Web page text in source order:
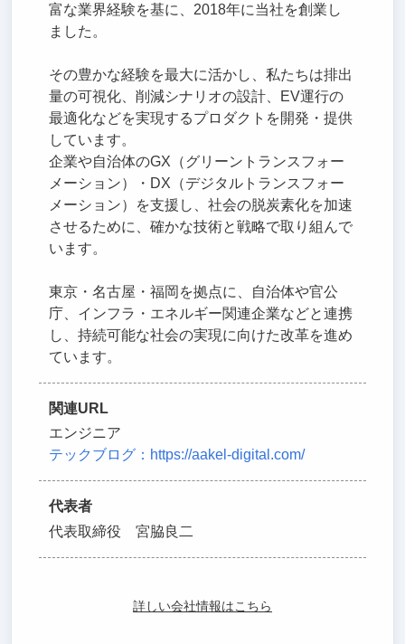
富な業界経験を基に、2018年に当社を創業し
ました。
その豊かな経験を最大に活かし、私たちは排出
量の可視化、削減シナリオの設計、EV運行の
最適化などを実現するプロダクトを開発・提供
しています。
企業や自治体のGX（グリーントランスフォー
メーション）・DX（デジタルトランスフォー
メーション）を支援し、社会の脱炭素化を加速
させるために、確かな技術と戦略で取り組んで
います。
東京・名古屋・福岡を拠点に、自治体や官公
庁、インフラ・エネルギー関連企業などと連携
し、持続可能な社会の実現に向けた改革を進め
ています。
関連URL
エンジニア
テックブログ：https://aakel-digital.com/
代表者
代表取締役 宮脇良二
詳しい会社情報はこちら